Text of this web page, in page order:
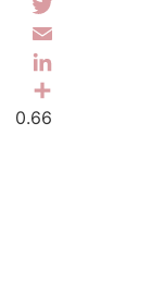
Facebook
Twitter
Email
LinkedIn
Share